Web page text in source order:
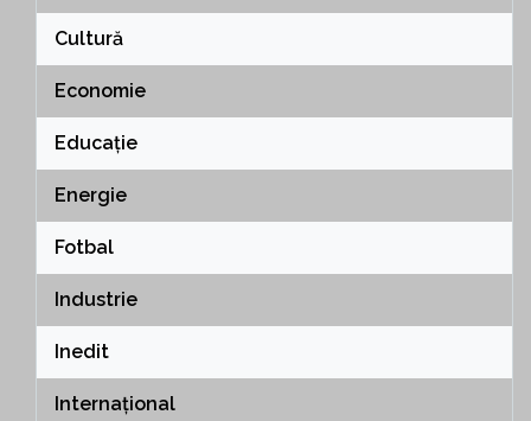
Cultură
Economie
Educație
Energie
Fotbal
Industrie
Inedit
Internațional